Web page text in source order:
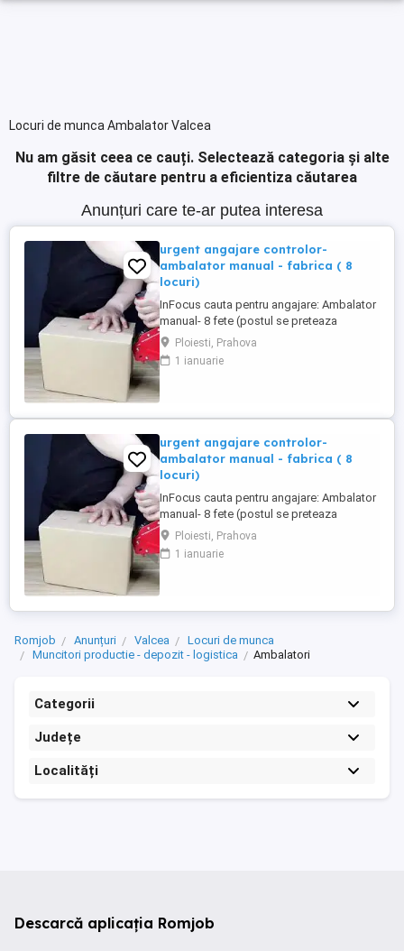
Locuri de munca Ambalator Valcea
Nu am găsit ceea ce cauți. Selectează categoria și alte
filtre de căutare pentru a eficientiza căutarea
Anunțuri care te-ar putea interesa
urgent angajare controlor-
ambalator manual - fabrica ( 8
locuri)
InFocus cauta pentru angajare: Ambalator
manual- 8 fete (postul se preteaza
doamnelor) - fabrica Ploiesti Program
lucru: de Luni - Vineri - 3 schimburi - 8 ore
sau 12 24 14 48 Studii obligatorii: minim
preferat dar se ...
Ploiesti, Prahova
1 ianuarie
urgent angajare controlor-
ambalator manual - fabrica ( 8
locuri)
InFocus cauta pentru angajare: Ambalator
manual- 8 fete (postul se preteaza
doamnelor) - fabrica Ploiesti Program
lucru: de Luni - Vineri - 3 schimburi - 8 ore
sau 12 24 14 48 Studii obligatorii: minim
preferat dar se ...
Ploiesti, Prahova
1 ianuarie
Romjob Anunțuri Valcea
Locuri de munca
Muncitori productie - depozit - logistica
Ambalatori
Categorii
Județe
Localități
Descarcă aplicația Romjob